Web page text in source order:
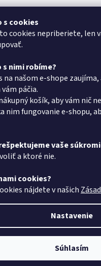
s cookies
cookies nepriberiete, len
s nimi robíme?
na našom e-shope
páčia.
košík, aby vám nič
nim fungovanie e-shopu,
vaše
a ktoré nie.
cookies?
nájdete v našich
Nastavenie
Súhlasím
Získajte 5% zľavu na